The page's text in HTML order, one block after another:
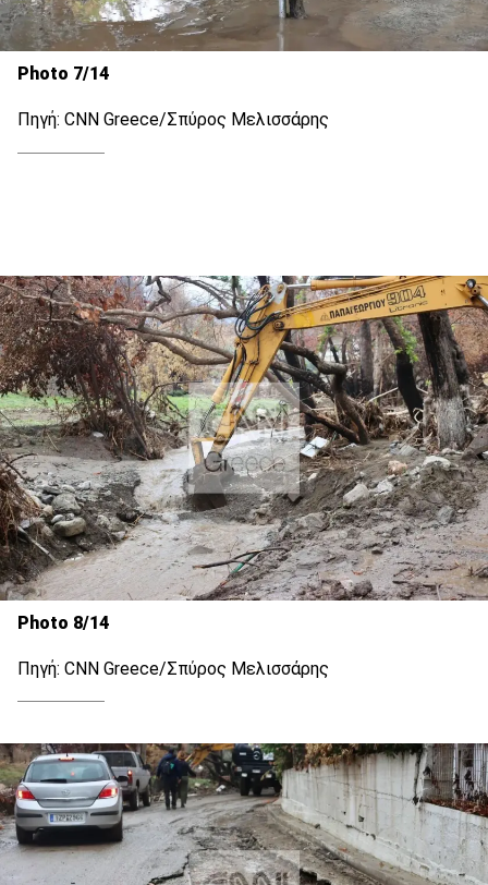
Photo 7/14
Πηγή: CNN Greece/Σπύρος Μελισσάρης
Photo 8/14
Πηγή: CNN Greece/Σπύρος Μελισσάρης